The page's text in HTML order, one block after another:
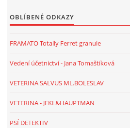
OBLÍBENÉ ODKAZY
FRAMATO Totally Ferret granule
Vedení účetnictví - Jana Tomaštíková
VETERINA SALVUS ML.BOLESLAV
VETERINA - JEKL&HAUPTMAN
PSÍ DETEKTIV